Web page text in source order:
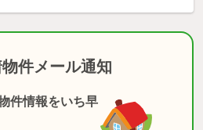
件メール通知
件情報をいち早